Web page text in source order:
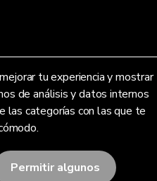
tu experiencia y mostrar
de análisis y datos internos
las categorías con las que te
Permitir algunos